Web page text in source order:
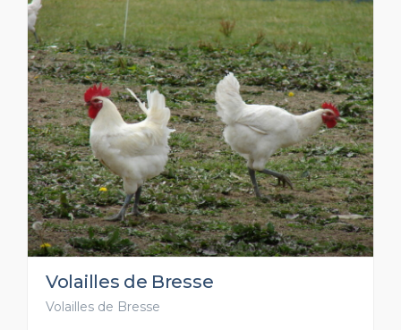
Volailles de Bresse
Volailles de Bresse